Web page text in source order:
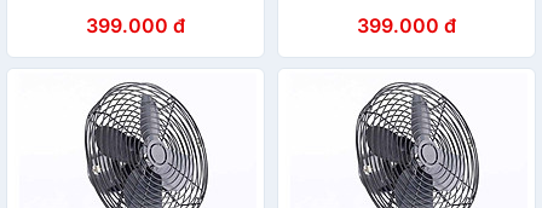
399.000 đ 399.000 đ